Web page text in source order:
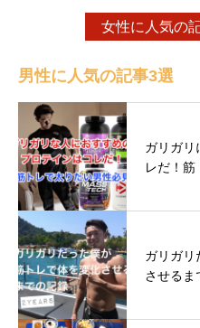
女性に人気の
男性に人気の記事3選
ガリガリ
レだ！筋
ガリガリ
させるま